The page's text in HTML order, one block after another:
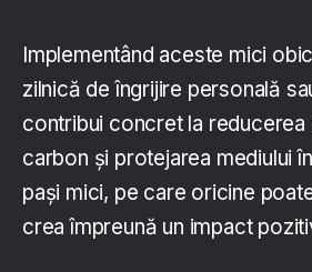
Implementând aceste mici
zilnică de îngrijire personală
contribui concret la reducerea
carbon și protejarea mediului
pași mici, pe care oricine
crea împreună un impact